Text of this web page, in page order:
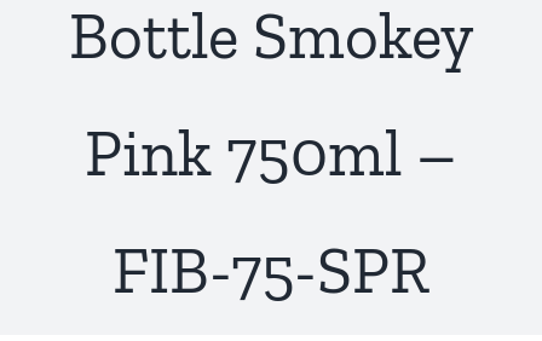
Bottle Smokey
Pink 750ml –
FIB-75-SPR